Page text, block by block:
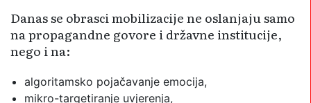
Danas se obrasci mobilizacije ne oslanjaju samo
na propagandne govore i državne institucije,
nego i na:
algoritamsko pojačavanje emocija,
mikro-targetiranje uvjerenja,